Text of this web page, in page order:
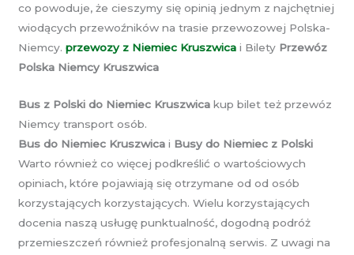
co powoduje, że cieszymy się opinią jednym z najchętniej
wiodących przewoźników na trasie przewozowej Polska-
Niemcy. przewozy z Niemiec Kruszwica i Bilety Przewóz
Polska Niemcy Kruszwica
Bus z Polski do Niemiec Kruszwica kup bilet też przewóz
Niemcy transport osób.
Bus do Niemiec Kruszwica i Busy do Niemiec z Polski
Warto również co więcej podkreślić o wartościowych
opiniach, które pojawiają się otrzymane od od osób
korzystających korzystających. Wielu korzystających
docenia naszą usługę punktualność, dogodną podróż
przemieszczeń również profesjonalną serwis. Z uwagi na